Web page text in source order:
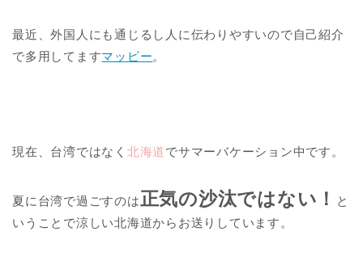
最近、外国人にも通じるし人に伝わりやすいので自己紹介
で多用してますマッピー。
現在、台湾ではなく 北海道でサマーバケーション中です。
夏に台湾で過ごすのは正気の沙汰ではない！
と
いうことで涼しい北海道からお送りしています。